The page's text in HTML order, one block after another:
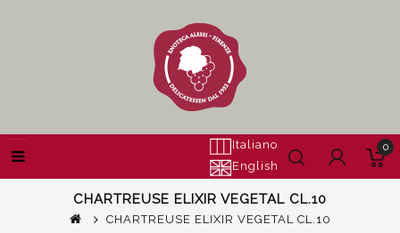
Italiano
English
0
CHARTREUSE ELIXIR VEGETAL CL.10
CHARTREUSE ELIXIR VEGETAL CL.10